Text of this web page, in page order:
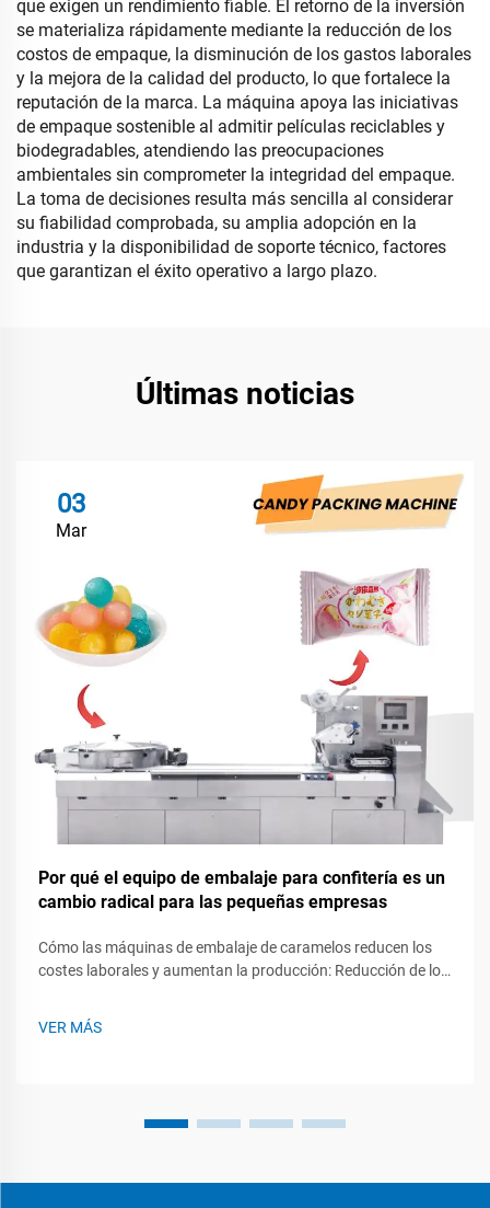
que exigen un rendimiento fiable. El retorno de la inversión
se materializa rápidamente mediante la reducción de los
costos de empaque, la disminución de los gastos laborales
y la mejora de la calidad del producto, lo que fortalece la
reputación de la marca. La máquina apoya las iniciativas
de empaque sostenible al admitir películas reciclables y
biodegradables, atendiendo las preocupaciones
ambientales sin comprometer la integridad del empaque.
La toma de decisiones resulta más sencilla al considerar
su fiabilidad comprobada, su amplia adopción en la
industria y la disponibilidad de soporte técnico, factores
que garantizan el éxito operativo a largo plazo.
Últimas noticias
03
Mar
Por qué el equipo de embalaje para confitería es un
cambio radical para las pequeñas empresas
Cómo las máquinas de embalaje de caramelos reducen los
costes laborales y aumentan la producción: Reducción de los
semiautomático. Envolver, sellar y etiquetar caramelos a
VER MÁS